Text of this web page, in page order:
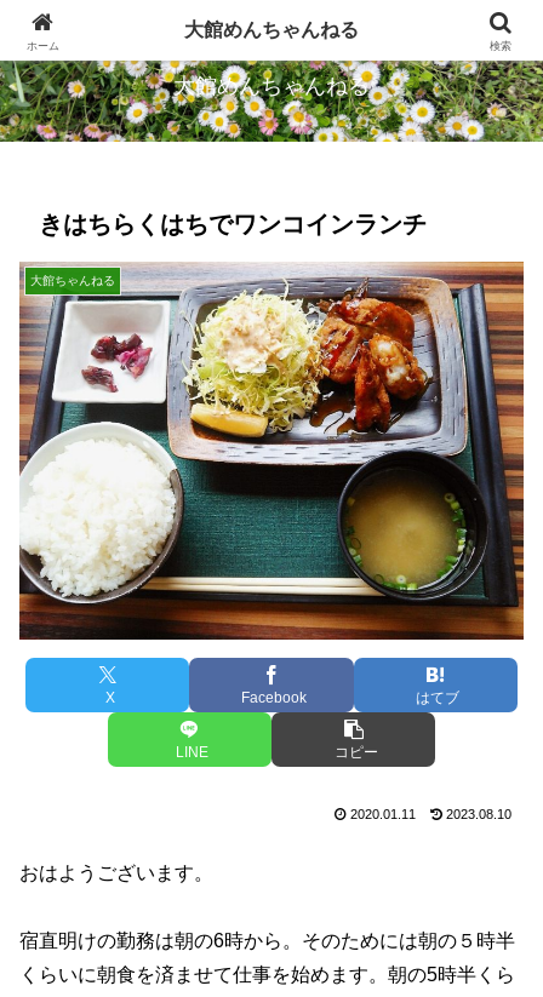
忠犬ハチ公のふるさとから発信します
大館めんちゃんねる
きはちらくはちでワンコインランチ
大館ちゃんねる
X Facebook はてブ
LINE コピー
2020.01.11 2023.08.10
おはようございます。
宿直明けの勤務は朝の6時から。そのためには朝の５時半
くらいに朝食を済ませて仕事を始めます。朝の5時半くら
ホーム
大館めんちゃんねる
検索